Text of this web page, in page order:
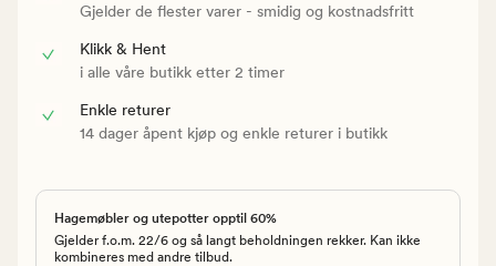
Gjelder de flester varer - smidig og kostnadsfritt
Klikk & Hent
i alle våre butikk etter 2 timer
Enkle returer
14 dager åpent kjøp og enkle returer i butikk
Hagemøbler og utepotter opptil 60%
Gjelder f.o.m. 22/6 og så langt beholdningen rekker. Kan ikke
kombineres med andre tilbud.